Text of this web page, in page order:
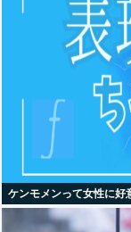
ケンモメンって女性に好